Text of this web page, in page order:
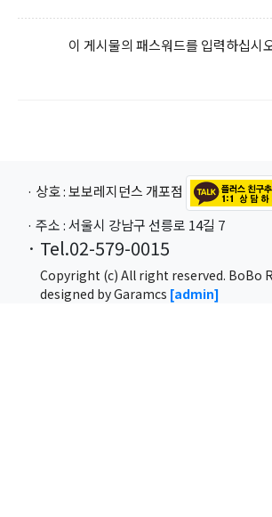
이 게시물의 패스워드를 입력하십시
· 상호 : 보보레지던스 개포점
· 주소 : 서울시 강남구 선릉로 14길 7
· Tel.02-579-0015
Copyright (c) All right reserved. BoBo
designed by Garamcs [admin]